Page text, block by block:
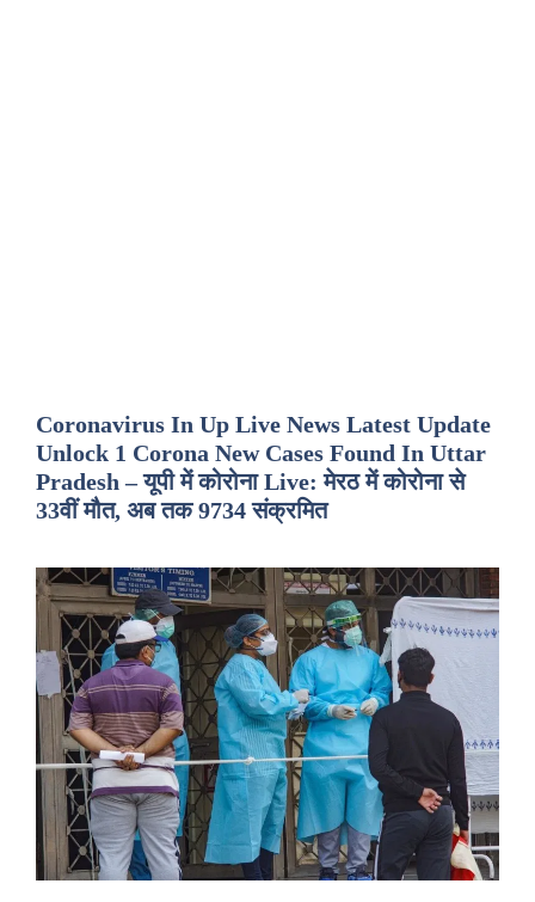
Coronavirus In Up Live News Latest Update
Unlock 1 Corona New Cases Found In Uttar
Pradesh – यूपी में कोरोना Live: मेरठ में कोरोना से
33वीं मौत, अब तक 9734 संक्रमित